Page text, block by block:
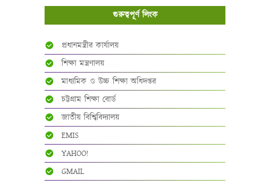
গুরুত্বপূর্ণ লিংক
প্রধানমন্ত্রীর কার্যালয়
শিক্ষা মন্ত্রণালয়
মাধ্যমিক ও উচ্চ শিক্ষা অধিদপ্তর
চট্টগ্রাম শিক্ষা বোর্ড
জাতীয় বিশ্বিবিদ্যালয়
EMIS
YAHOO!
GMAIL